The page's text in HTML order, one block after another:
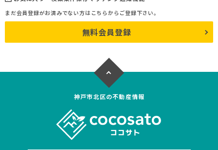
まだ会員登録がお済みでない方はこちらからご登録下さい。
無料会員登録
神戸市北区の不動産情報